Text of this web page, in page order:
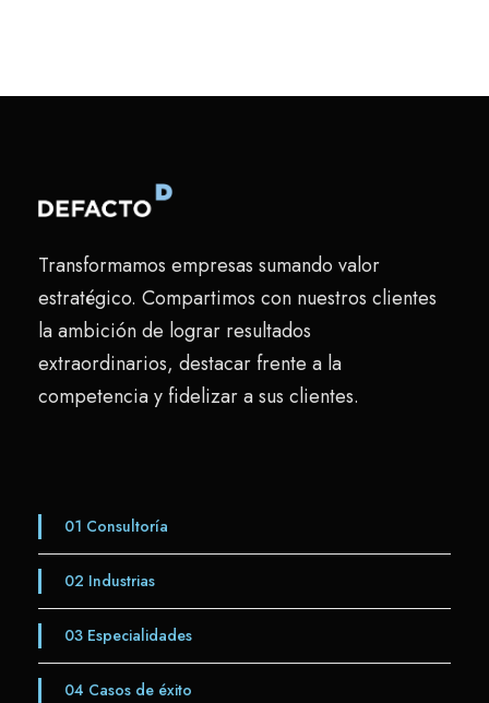
Transformamos empresas sumando valor
estratégico. Compartimos con nuestros clientes
la ambición de lograr resultados
extraordinarios, destacar frente a la
competencia y fidelizar a sus clientes.
01 Consultoría
02 Industrias
03 Especialidades
04 Casos de éxito